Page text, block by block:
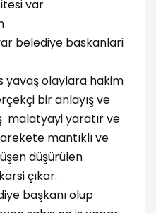
var
belediye baskanlari
yavaş olaylara hakim
bir anlayış ve
malatyayi yaratır ve
mantıklı ve
düşürülen
çıkar.
başkanı olup